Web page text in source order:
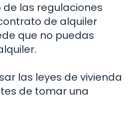
las regulaciones
de alquiler
que no puedas
las leyes de vivienda
de tomar una